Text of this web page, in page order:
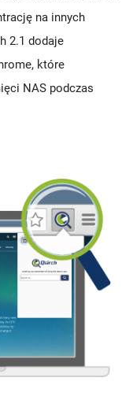
na innych
2.1 dodaje
które
NAS podczas